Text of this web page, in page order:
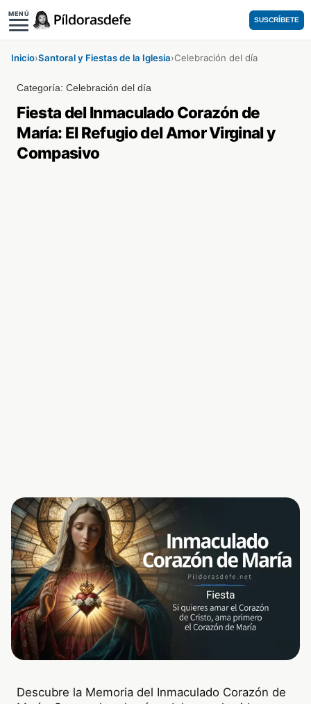
MENÚ
SUSCRÍBETE
Inicio›Santoral y Fiestas de la Iglesia›Celebración del día
Categoría:Celebración del día
Fiesta del Inmaculado Corazón de
María: El Refugio del Amor Virginal y
Compasivo
Descubre la Memoria del Inmaculado Corazón de